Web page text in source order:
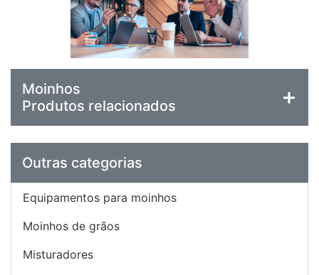
Moinhos
Produtos relacionados
Outras categorias
Equipamentos para moinhos
Moinhos de grãos
Misturadores